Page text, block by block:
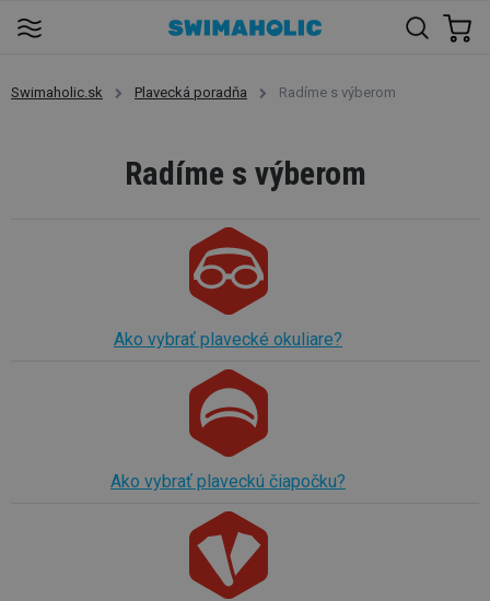
Swimaholic.sk Plavecká poradňa Radíme s výberom
Radíme s výberom
Ako vybrať plavecké okuliare?
Ako vybrať plaveckú čiapočku?